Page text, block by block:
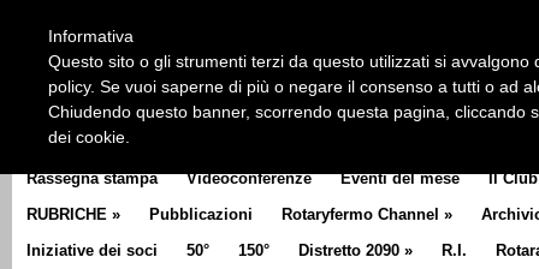
CLUB COMMUNICATOR
Rassegna stampa Videoconferenze Eventi del mese Il Club
RUBRICHE » Pubblicazioni Rotaryfermo Channel »
Iniziative dei soci
50° 150° Distretto 2090 » R.I.
Informativa
Questo sito o gli strumenti terzi da questo utilizzati si
policy. Se vuoi saperne di più o negare il consenso a tutti o ad
Chiudendo questo banner, scorrendo questa pagina, cliccando
dei cookie.